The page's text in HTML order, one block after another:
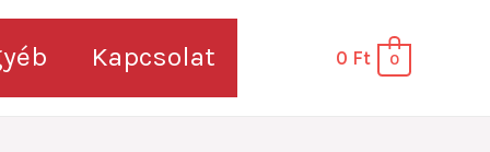
Kapcsolat 0 Ft 0